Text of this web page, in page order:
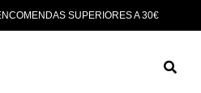
SUPERIORES A 30€